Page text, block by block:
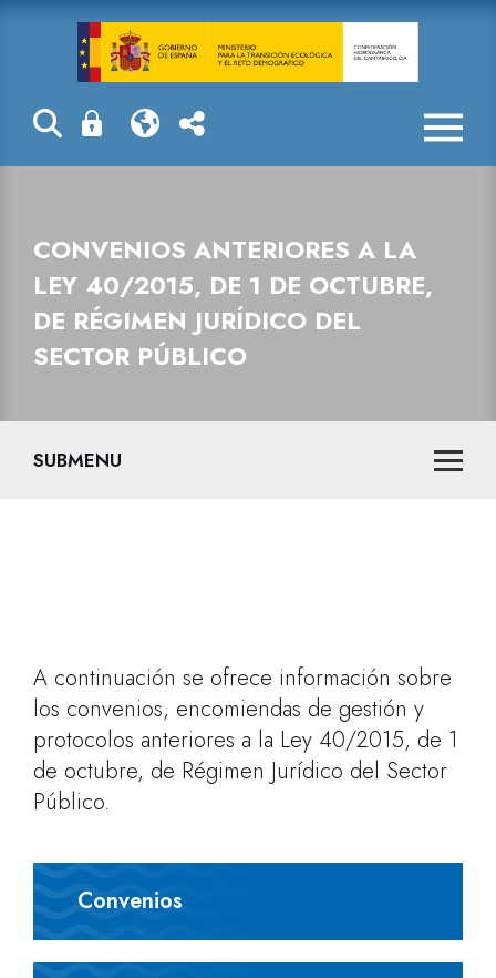
Convenios
CONVENIOS ANTERIORES A LA
LEY 40/2015, DE 1 DE OCTUBRE,
DE RÉGIMEN JURÍDICO DEL
SECTOR PÚBLICO
SUBMENU
A continuación se ofrece información sobre
los convenios, encomiendas de gestión y
protocolos anteriores a la Ley 40/2015, de 1
de octubre, de Régimen Jurídico del Sector
Público.
Convenios